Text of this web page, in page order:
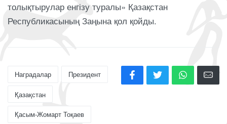
толықтырулар енгізу туралы» Қазақстан
Республикасының Заңына қол қойды.
Наградалар Президент
Қазақстан
Қасым-Жомарт Тоқаев